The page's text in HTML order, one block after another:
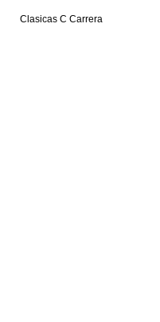
Clasicas C Carrera